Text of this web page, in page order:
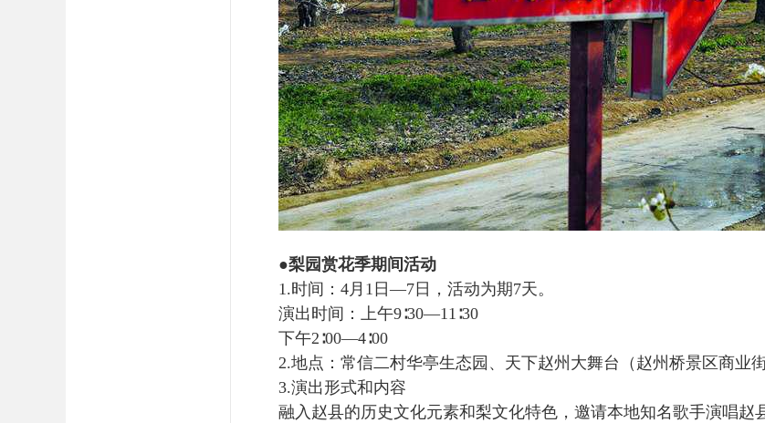
●梨园赏花季期间活动
1.时间：4月1日—7日，活动为期7天。
演出时间：上午9∶30—11∶30
下午2∶00—4∶00
2.地点：常信二村华亭生态园、天下赵州大舞台（赵州桥景区商业
3.演出形式和内容
融入赵县的历史文化元素和梨文化特色，邀请本地知名歌手演唱